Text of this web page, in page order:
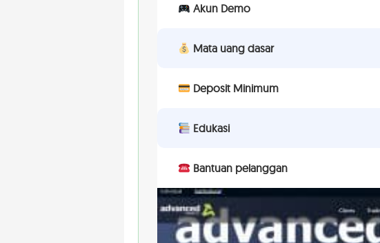
Akun Demo
Mata uang dasar
Deposit Minimum
Edukasi
Bantuan pelanggan